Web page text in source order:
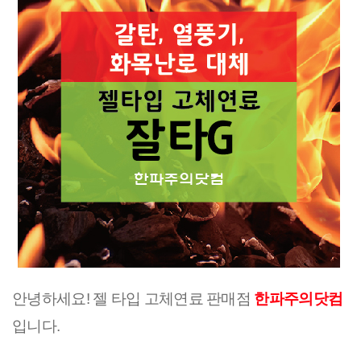
안녕하세요! 젤 타입 고체연료 판매점 한파주의닷컴
입니다.